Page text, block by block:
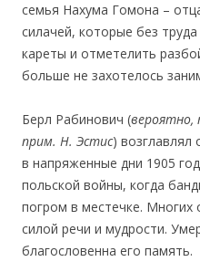
семья Нахума Гомона –
силачей, которые без
кареты и отметелить
больше не захотелось
Берл Рабинович (вероятно,
прим. Н. Эстис)
в напряженные дни 1905
польской войны, когда
погром в местечке. Многих
силой речи и мудрости.
благословенна его память.